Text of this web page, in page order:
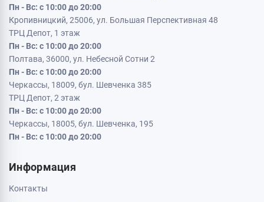
Пн - Вс: с 10:00 до 20:00
Кропивницкий, 25006, ул. Большая Перспективная 48
ТРЦ Депот, 1 этаж
Пн - Вс: с 10:00 до 20:00
Полтава, 36000, ул. Небесной Сотни 2
Пн - Вс: с 10:00 до 20:00
Черкассы, 18009, бул. Шевченка 385
ТРЦ Депот, 2 этаж
Пн - Вс: с 10:00 до 20:00
Черкассы, 18005, бул. Шевченка, 195
Пн - Вс: с 10:00 до 20:00
Информация
Контакты